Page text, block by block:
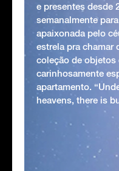
e presentes desde
semanalmente
apaixonada pelo
estrela pra chamar
coleção de objetos
carinhosamente
apartamento.
heavens, there is